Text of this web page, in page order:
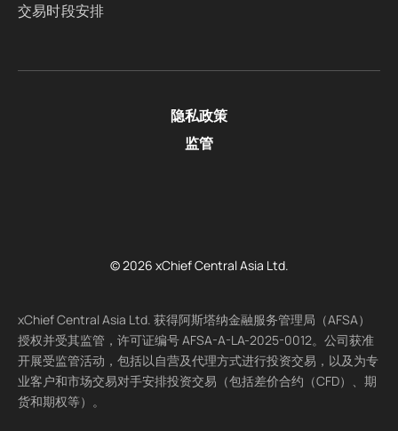
交易时段安排
隐私政策
监管
© 2026 xChief Central Asia Ltd.
xChief Central Asia Ltd. 获得阿斯塔纳金融服务管理局（AFSA）
授权并受其监管，许可证编号 AFSA-A-LA-2025-0012。公司获准
开展受监管活动，包括以自营及代理方式进行投资交易，以及为专
业客户和市场交易对手安排投资交易（包括差价合约（CFD）、期
货和期权等）。